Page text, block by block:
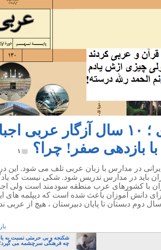
آقای خامنه ای ؛ ۱۰ سال آزگار
بازدهی صفر! چرا؟
۱
ایرانی در مدارس با زبان عربی تلف می شود.
باید در مدارس تدریس شود. شکی نیست که
با کشورهای عرب منطقه سودمند است ولی
دانش آموزان باعث شده است که دیپلمه های
دوم دبستان تا پایان دبیرستان ، هیچ از عربی
شکنجه و بی حرمتی نسبت به
چه فرهنگی سرچشمه می گیرد؛